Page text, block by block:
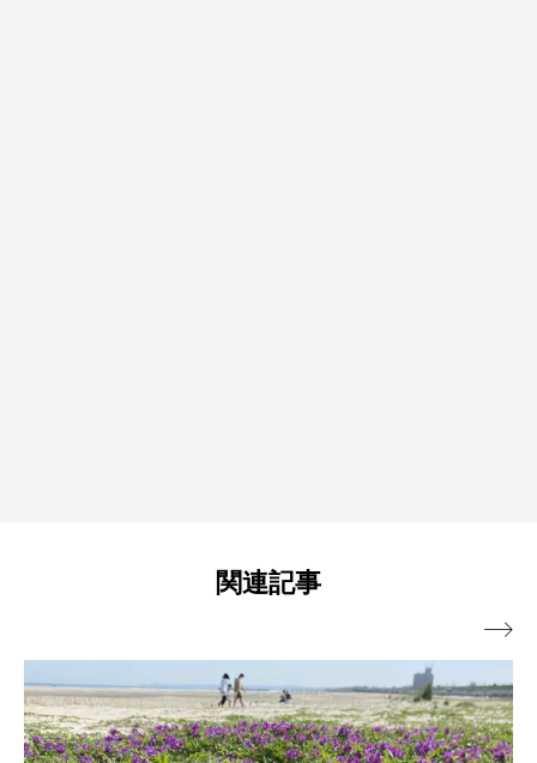
関連記事
